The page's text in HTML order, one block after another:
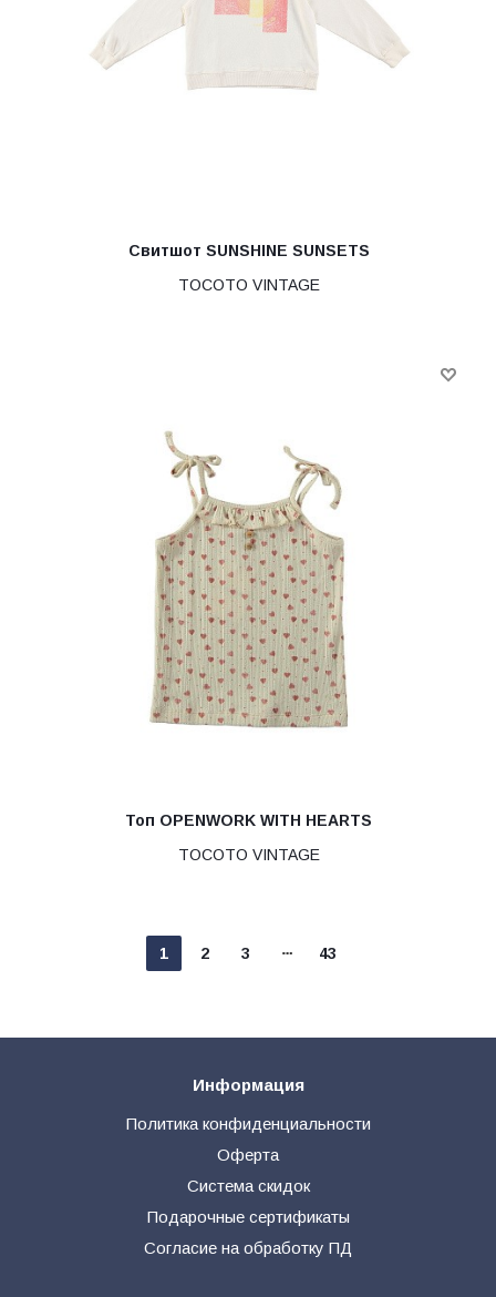
Свитшот SUNSHINE SUNSETS
TOCOTO VINTAGE
Топ OPENWORK WITH HEARTS
TOCOTO VINTAGE
1 2 3 43
Информация
Политика конфиденциальности
Оферта
Система скидок
Подарочные сертификаты
Согласие на обработку ПД